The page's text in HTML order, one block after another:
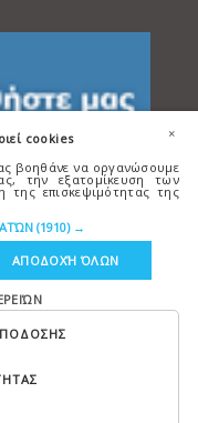
×
cookies
βοηθάνε να οργανώσουμε
την εξατομίκευση των
επισκεψιμότητας της
(1910) →
ΑΠΟΔΟΧΉ ΌΛΩΝ